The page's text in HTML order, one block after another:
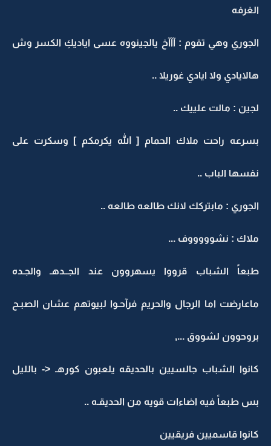
الغرفه
الجوري وهي تقوم : آآآخ يالجينووه عسى اياديكِ الكسر وش
هالايادي ولا ايادي غوريلا ..
لجين : مالت علييك ..
بسرعه راحت ملاك الحمام [ الله يكرمكم ] وسكرت على
نفسها الباب ..
الجوري : مابتركك لانك طالعه طالعه ..
ملاك : نشوووووف ...
طبعاً الشباب قرووا يسهروون عند الجــدهـ والجـده
ماعارضت اما الرجال والحريم فرآحـوا لبيوتهم عشان الصبـح
بروحوون لشووق ...,
كانوا الشباب جالسيين بالحديقه يلعبون كورهـ <- بالليل
بس طبعاً فيه اضاءات قويه من الحديقـه ..
كانوا قاسميين فريقيين